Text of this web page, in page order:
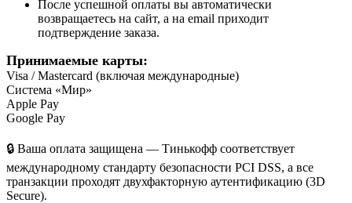
После успешной оплаты вы автоматически
возвращаетесь на сайт, а на email приходит
подтверждение заказа.
Принимаемые карты:
Visa / Mastercard (включая международные)
Система «Мир»
Apple Pay
Google Pay
🔒 Ваша оплата защищена — Тинькофф соответствует
международному стандарту безопасности PCI DSS, а все
транзакции проходят двухфакторную аутентификацию (3D
Secure).